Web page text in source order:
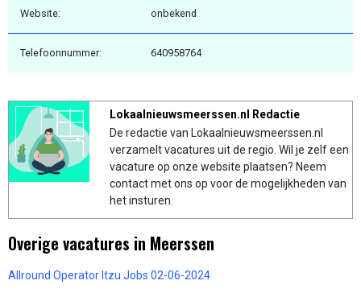
Website: onbekend
Telefoonnummer: 640958764
Lokaalnieuwsmeerssen.nl Redactie
De redactie van Lokaalnieuwsmeerssen.nl
verzamelt vacatures uit de regio. Wil je zelf een
vacature op onze website plaatsen? Neem
contact met ons op voor de mogelijkheden van
het insturen.
Overige vacatures in Meerssen
Allround Operator Itzu Jobs 02-06-2024